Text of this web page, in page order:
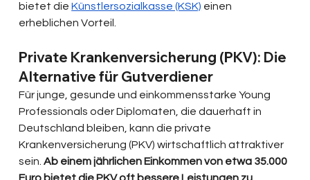
bietet die Künstlersozialkasse (KSK) einen
erheblichen Vorteil.
Private Krankenversicherung (PKV): Die
Alternative für Gutverdiener
Für junge, gesunde und einkommensstarke Young
Professionals oder Diplomaten, die dauerhaft in
Deutschland bleiben, kann die private
Krankenversicherung (PKV) wirtschaftlich attraktiver
sein. Ab einem jährlichen Einkommen von etwa 35.000